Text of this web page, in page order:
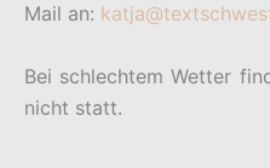
Mail an:
Bei schlechtem Wetter
nicht statt.